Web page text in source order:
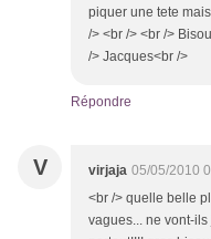
piquer une tete
/> <br /> <br />
/> Jacques<br />
Répondre
V virjaja 05/05/2010
<br /> quelle belle
vagues... ne vont-